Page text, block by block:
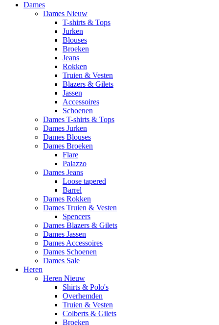
Dames
Dames Nieuw
T-shirts & Tops
Jurken
Blouses
Broeken
Jeans
Rokken
Truien & Vesten
Blazers & Gilets
Jassen
Accessoires
Schoenen
Dames T-shirts & Tops
Dames Jurken
Dames Blouses
Dames Broeken
Flare
Palazzo
Dames Jeans
Loose tapered
Barrel
Dames Rokken
Dames Truien & Vesten
Spencers
Dames Blazers & Gilets
Dames Jassen
Dames Accessoires
Dames Schoenen
Dames Sale
Heren
Heren Nieuw
Shirts & Polo's
Overhemden
Truien & Vesten
Colberts & Gilets
Broeken